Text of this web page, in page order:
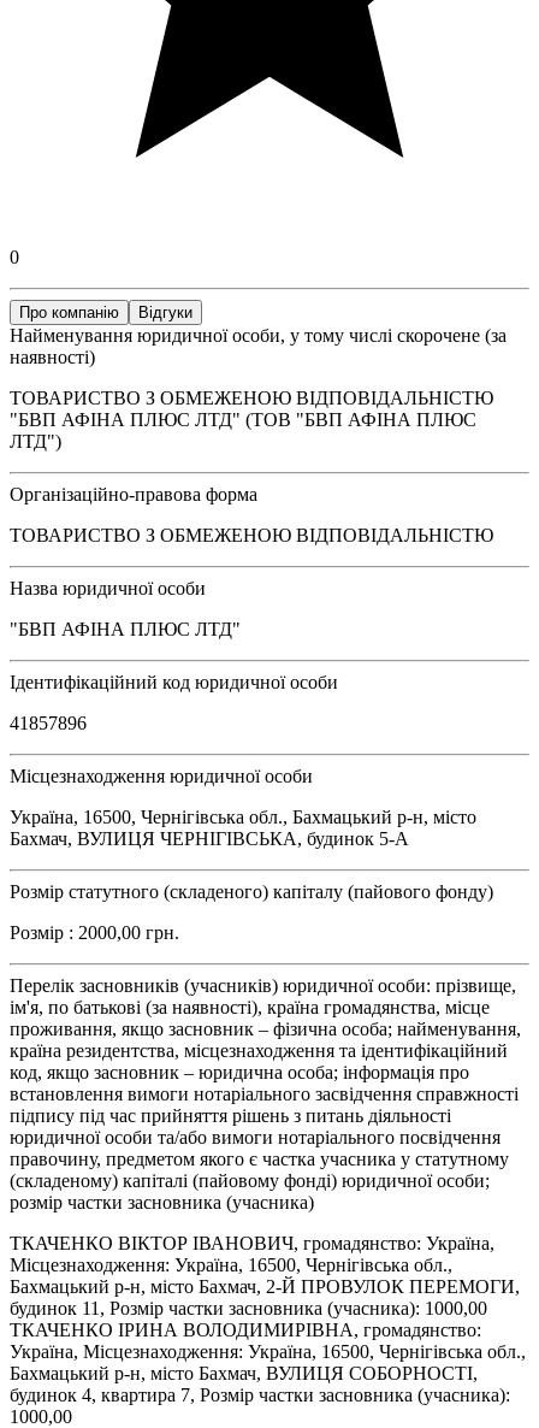
0
Про компанію Відгуки
Найменування юридичної особи, у тому числі скорочене (за
наявності)
ТОВАРИСТВО З ОБМЕЖЕНОЮ ВІДПОВІДАЛЬНІСТЮ
"БВП АФІНА ПЛЮС ЛТД" (ТОВ "БВП АФІНА ПЛЮС
ЛТД")
Організаційно-правова форма
ТОВАРИСТВО З ОБМЕЖЕНОЮ ВІДПОВІДАЛЬНІСТЮ
Назва юридичної особи
"БВП АФІНА ПЛЮС ЛТД"
Ідентифікаційний код юридичної особи
41857896
Місцезнаходження юридичної особи
Україна, 16500, Чернігівська обл., Бахмацький р-н, місто
Бахмач, ВУЛИЦЯ ЧЕРНІГІВСЬКА, будинок 5-А
Розмір статутного (складеного) капіталу (пайового фонду)
Розмір : 2000,00 грн.
Перелік засновників (учасників) юридичної особи: прізвище,
ім'я, по батькові (за наявності), країна громадянства, місце
проживання, якщо засновник – фізична особа; найменування,
країна резидентства, місцезнаходження та ідентифікаційний
код, якщо засновник – юридична особа; інформація про
встановлення вимоги нотаріального засвідчення справжності
підпису під час прийняття рішень з питань діяльності
юридичної особи та/або вимоги нотаріального посвідчення
правочину, предметом якого є частка учасника у статутному
(складеному) капіталі (пайовому фонді) юридичної особи;
розмір частки засновника (учасника)
ТКАЧЕНКО ВІКТОР ІВАНОВИЧ, громадянство: Україна,
Місцезнаходження: Україна, 16500, Чернігівська обл.,
Бахмацький р-н, місто Бахмач, 2-Й ПРОВУЛОК ПЕРЕМОГИ,
будинок 11, Розмір частки засновника (учасника): 1000,00
ТКАЧЕНКО ІРИНА ВОЛОДИМИРІВНА, громадянство:
Україна, Місцезнаходження: Україна, 16500, Чернігівська обл.,
Бахмацький р-н, місто Бахмач, ВУЛИЦЯ СОБОРНОСТІ,
будинок 4, квартира 7, Розмір частки засновника (учасника):
1000,00